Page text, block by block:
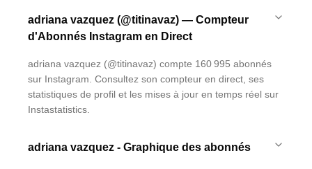
adriana vazquez (@titinavaz) — Compteur
d'Abonnés Instagram en Direct
adriana vazquez (@titinavaz) compte 160 995 abonnés
sur Instagram. Consultez son compteur en direct, ses
statistiques de profil et les mises à jour en temps réel sur
Instastatistics.
adriana vazquez - Graphique des abonnés